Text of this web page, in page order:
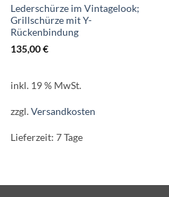
Lederschürze im Vintagelook;
Grillschürze mit Y-
Rückenbindung
135,00€
inkl. 19 % MwSt.
zzgl.Versandkosten
Lieferzeit: 7 Tage